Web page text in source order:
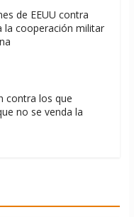
de EEUU contra
la cooperación militar
contra los que
no se venda la